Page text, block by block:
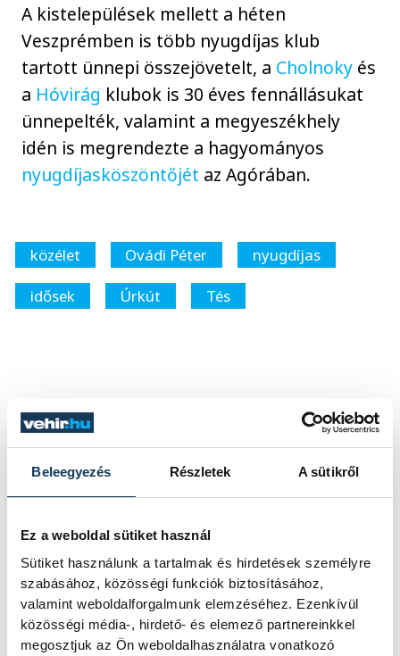
Beleegyezés Részletek A sütikről
Ez a weboldal sütiket használ
Sütiket használunk a tartalmak és hirdetések személyre
szabásához, közösségi funkciók biztosításához,
valamint weboldalforgalmunk elemzéséhez. Ezenkívül
közösségi média-, hirdető- és elemező partnereinkkel
megosztjuk az Ön weboldalhasználatra vonatkozó
A kistelepülések mellett a héten
Veszprémben is több nyugdíjas klub
tartott ünnepi összejövetelt, a Cholnoky és
a Hóvirág klubok is 30 éves fennállásukat
ünnepelték, valamint a megyeszékhely
idén is megrendezte a hagyományos
nyugdíjasköszöntőjét az Agórában.
közélet Ovádi Péter
nyugdíjas
idősek
Úrkút Tés